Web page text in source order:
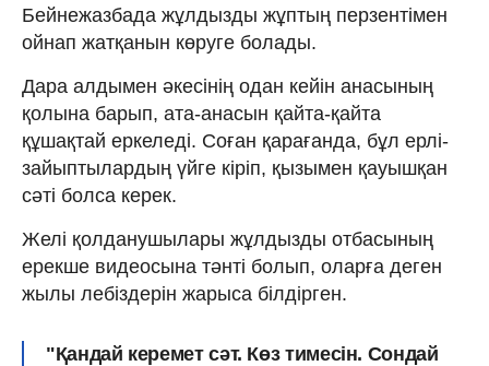
Бейнежазбада жұлдызды жұптың перзентімен
ойнап жатқанын көруге болады.
Дара алдымен әкесінің одан кейін анасының
қолына барып, ата-анасын қайта-қайта
құшақтай еркеледі. Соған қарағанда, бұл ерлі-
зайыптылардың үйге кіріп, қызымен қауышқан
сәті болса керек.
Желі қолданушылары жұлдызды отбасының
ерекше видеосына тәнті болып, оларға деген
жылы лебіздерін жарыса білдірген.
"Қандай керемет сәт. Көз тимесін. Сондай